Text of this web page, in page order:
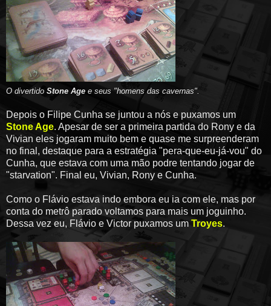
O divertido Stone Age e seus "homens das cavernas".
Depois o Filipe Cunha se juntou a nós e puxamos um
Stone Age. Apesar de ser a primeira partida do Rony e da
Vivian eles jogaram muito bem e quase me surpreenderam
no final, destaque para a estratégia "pera-que-eu-já-vou" do
Cunha, que estava com uma mão podre tentando jogar de
"starvation". Final eu, Vivian, Rony e Cunha.
Como o Flávio estava indo embora eu ia com ele, mas por
conta do metrô parado voltamos para mais um joguinho.
Dessa vez eu, Flávio e Victor puxamos um Troyes.